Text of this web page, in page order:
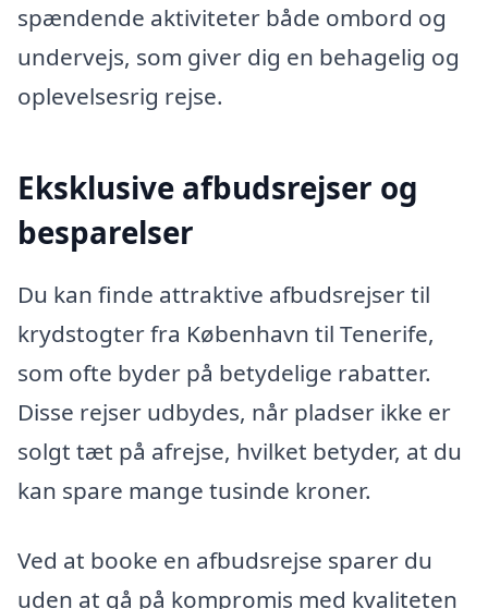
spændende aktiviteter både ombord og
undervejs, som giver dig en behagelig og
oplevelsesrig rejse.
Eksklusive afbudsrejser og
besparelser
Du kan finde attraktive afbudsrejser til
krydstogter fra København til Tenerife,
som ofte byder på betydelige rabatter.
Disse rejser udbydes, når pladser ikke er
solgt tæt på afrejse, hvilket betyder, at du
kan spare mange tusinde kroner.
Ved at booke en afbudsrejse sparer du
uden at gå på kompromis med kvaliteten